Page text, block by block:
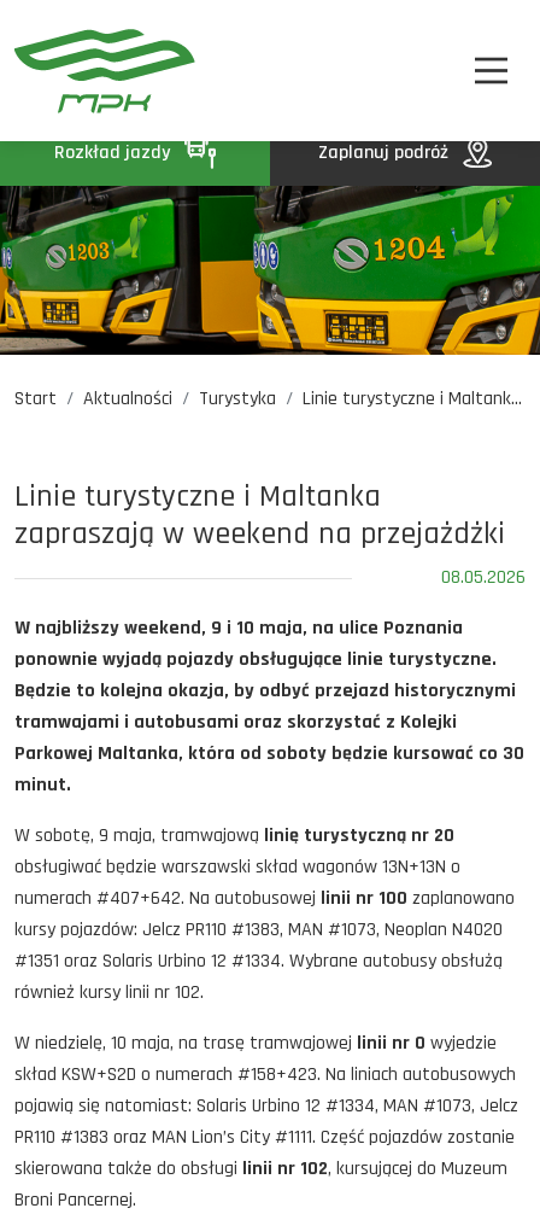
Rozkład jazdy
Oferty pracy
DEENUA
STREFA PASAŻERA
STREFA MPK
BIP
KONTAKT
A- A A+
Rozkład jazdy Zaplanuj podróż
Start Aktualności Turystyka Linie turystyczne i Maltank...
Linie turystyczne i Maltanka
zapraszają w weekend na przejażdżki
08.05.2026
W najbliższy weekend, 9 i 10 maja, na ulice Poznania
ponownie wyjadą pojazdy obsługujące linie turystyczne.
Będzie to kolejna okazja, by odbyć przejazd historycznymi
tramwajami i autobusami oraz skorzystać z Kolejki
Parkowej Maltanka, która od soboty będzie kursować co 30
minut.
W sobotę, 9 maja, tramwajową linię turystyczną nr 20
obsługiwać będzie warszawski skład wagonów 13N+13N o
numerach #407+642. Na autobusowej linii nr 100 zaplanowano
kursy pojazdów: Jelcz PR110 #1383, MAN #1073, Neoplan N4020
#1351 oraz Solaris Urbino 12 #1334. Wybrane autobusy obsłużą
również kursy linii nr 102.
W niedzielę, 10 maja, na trasę tramwajowej linii nr 0 wyjedzie
skład KSW+S2D o numerach #158+423. Na liniach autobusowych
pojawią się natomiast: Solaris Urbino 12 #1334, MAN #1073, Jelcz
PR110 #1383 oraz MAN Lion’s City #1111. Część pojazdów zostanie
skierowana także do obsługi linii nr 102, kursującej do Muzeum
Broni Pancernej.